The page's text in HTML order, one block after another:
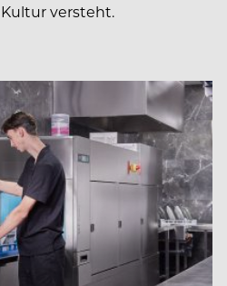
versteht.